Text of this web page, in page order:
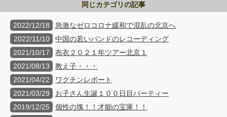
同じカテゴリの記事
2022/12/18
急激なゼロコロナ緩和で混乱の北京へ
2022/11/10
中国の若いバンドのレコーディング
2021/10/17
布衣２０２１年ツアー北京１
2021/08/13
教え子・・・
2021/04/22
ワクチンレポート
2021/03/29
お子さん生誕１００日目パーティー
2019/12/25
個性の塊！！才能の宝庫！！